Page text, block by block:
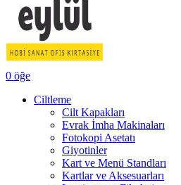
0 öğe
Ciltleme
Cilt Kapakları
Evrak İmha Makinaları
Fotokopi Asetatı
Giyotinler
Kart ve Menü Standları
Kartlar ve Aksesuarları